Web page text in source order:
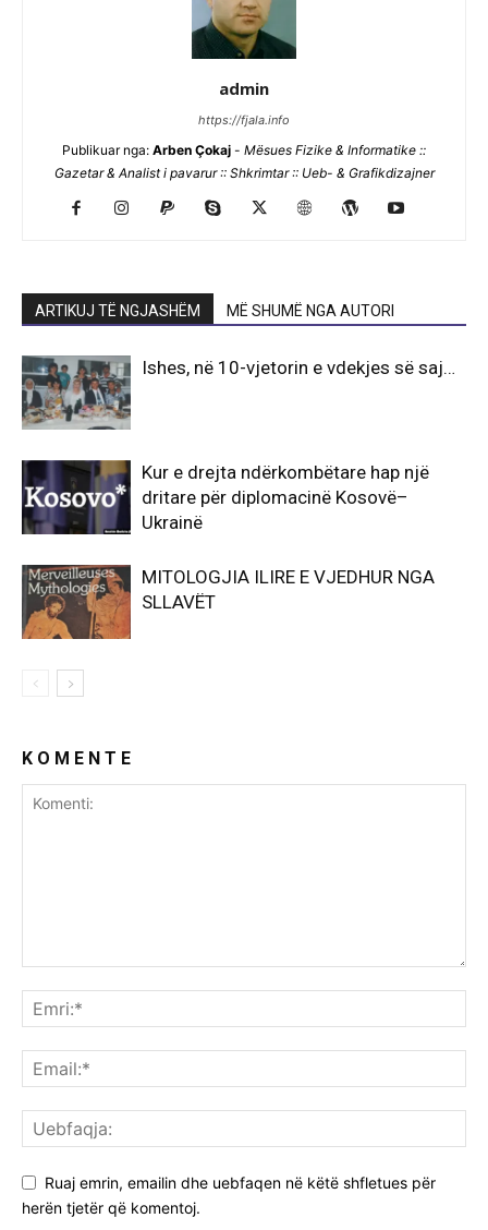
admin
https://fjala.info
Publikuar nga: Arben Çokaj - Mësues Fizike & Informatike ::
Gazetar & Analist i pavarur :: Shkrimtar :: Ueb- & Grafikdizajner
ARTIKUJ TË NGJASHËM MË SHUMË NGA AUTORI
Ishes, në 10-vjetorin e vdekjes së saj…
Kur e drejta ndërkombëtare hap një
dritare për diplomacinë Kosovë–
Ukrainë
MITOLOGJIA ILIRE E VJEDHUR NGA
SLLAVËT
K O M E N T E
Ruaj emrin, emailin dhe uebfaqen në këtë shfletues për
herën tjetër që komentoj.